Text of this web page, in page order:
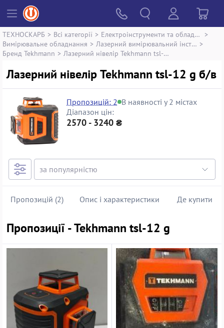
ТЕХНОСКАРБ > Всі категорії > Електроінструменти та обладнання >
Вимірювальне обладнання > Лазерний вимірювальний інструмент >
Бренд Tekhmann > Лазерний нівелір Tekhmann tsl-12 g
Лазерний нівелір Tekhmann tsl-12 g б/в
Пропозицій: 2 В наявності у 2 містах
Діапазон цін:
2570 - 3240 ₴
Пропозицій (2) Опис і характеристики Де купити
Пропозиції - Tekhmann tsl-12 g